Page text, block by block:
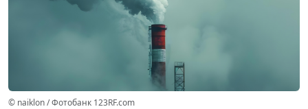
© naiklon / Фотобанк 123RF.com